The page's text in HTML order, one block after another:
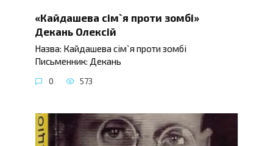
«Кайдашева сім`я проти зомбі»
Декань Олексій
Назва: Кайдашева сім`я проти зомбі
Письменник: Декань
0 573